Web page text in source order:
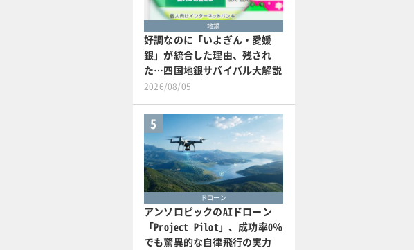
地銀
好調なのに「いよぎん・愛媛
銀」が統合した理由、残され
た…四国地銀サバイバル大解説
2026/08/05
5
ドローン
アンソロピックのAIドローン
「Project Pilot」、成功率0％
でも驚異的な自律飛行の実力